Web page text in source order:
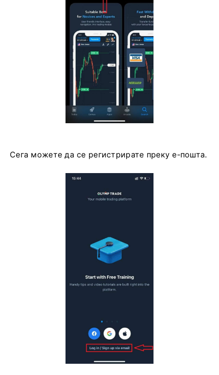
Мобилната верзија на платформата за тргување
е потполно иста како и веб-верзијата.
Следствено, нема да има никакви проблеми со
тргувањето и префрлањето средства. Покрај
тоа, апликацијата за тргување Olymptrade за iOS
се смета за најдобра апликација за онлајн
тргување. Затоа, има висок рејтинг во